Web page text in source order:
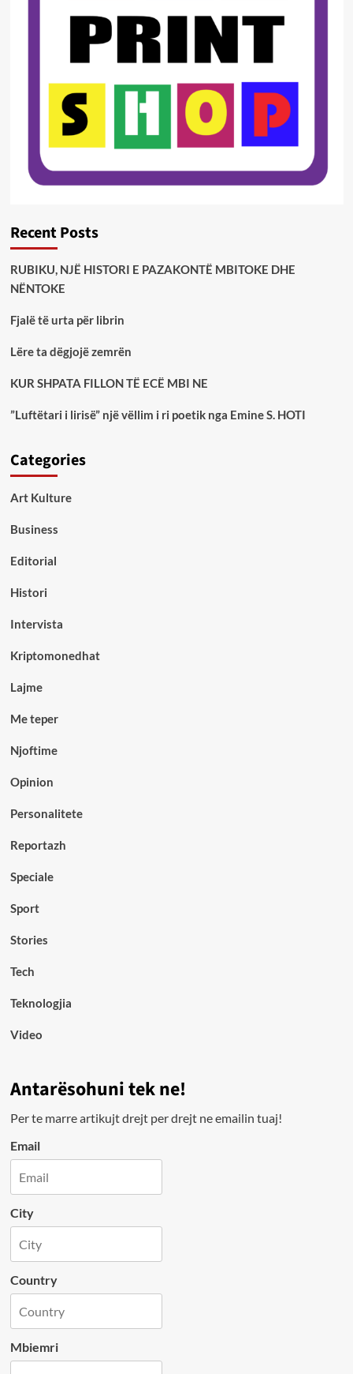
Recent Posts
RUBIKU, NJË HISTORI E PAZAKONTË MBITOKE DHE
NËNTOKE
Fjalë të urta për librin
Lëre ta dëgjojë zemrën
KUR SHPATA FILLON TË ECË MBI NE
”Luftëtari i lirisë” një vëllim i ri poetik nga Emine S. HOTI
Categories
Art Kulture
Business
Editorial
Histori
Intervista
Kriptomonedhat
Lajme
Me teper
Njoftime
Opinion
Personalitete
Reportazh
Speciale
Sport
Stories
Tech
Teknologjia
Video
Antarësohuni tek ne!
Per te marre artikujt drejt per drejt ne emailin tuaj!
Email
City
Country
Mbiemri